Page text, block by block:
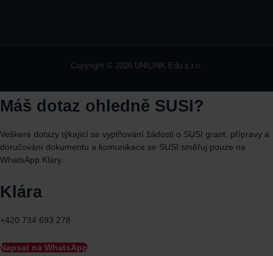
Copyright © 2026 UNILINK Edu s.r.o.
Máš dotaz ohledně SUSI?
Veškeré dotazy týkající se vyplňování žádosti o SUSI grant, přípravy a
doručování dokumentu a komunikace se SUSI směřuj pouze na
WhatsApp Kláry.
Klára
+420 734 693 278
Napsat na WhatsApp